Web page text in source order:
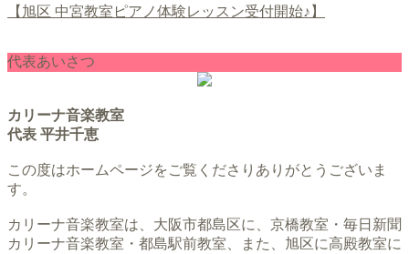
【旭区 中宮教室ピアノ体験レッスン受付開始♪】
代表あいさつ
カリーナ音楽教室
代表 平井千恵
この度はホームページをご覧くださりありがとうございま
す。
カリーナ音楽教室は、大阪市都島区に、京橋教室・毎日新聞
カリーナ音楽教室・都島駅前教室、また、旭区に高殿教室に